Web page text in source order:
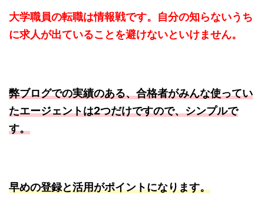
大学職員の転職は情報戦です。自分の知らないうち
に求人が出ていることを避けないといけません。
弊ブログでの実績のある、合格者がみんな使ってい
たエージェントは2つだけですので、シンプルで
す。
早めの登録と活用がポイントになります。